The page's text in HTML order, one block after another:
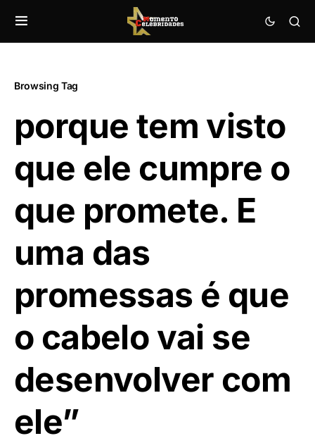
Browsing Tag
porque tem visto
que ele cumpre o
que promete. E
uma das
promessas é que
o cabelo vai se
desenvolver com
ele”